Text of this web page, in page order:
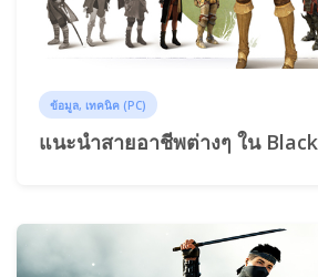
ข้อมูล, เทคนิค (PC)
แนะนำสายอาชีพต่างๆ ใน